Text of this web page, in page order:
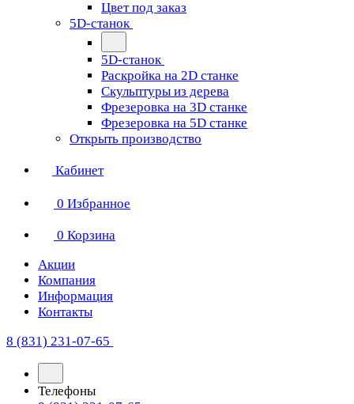
Цвет под заказ
5D-станок
5D-станок
Раскройка на 2D станке
Скульптуры из дерева
Фрезеровка на 3D станке
Фрезеровка на 5D станке
Открыть производство
Кабинет
0 Избранное
0 Корзина
Акции
Компания
Информация
Контакты
8 (831) 231-07-65
Телефоны